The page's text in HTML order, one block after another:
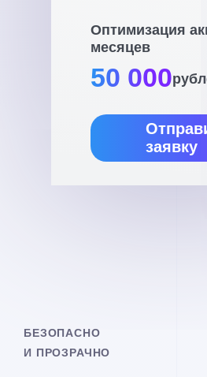
Оптимизация
месяцев
50 000
заявку
БЕЗОПАСНО
И ПРОЗРАЧНО